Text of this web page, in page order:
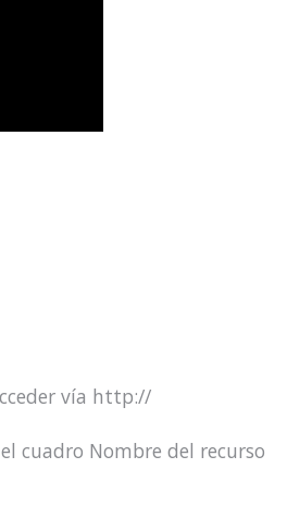
vía http://
cuadro Nombre del recurso